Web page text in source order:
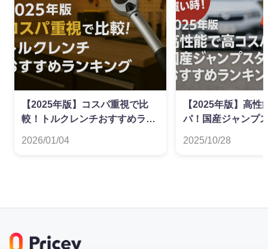
【2025年版】コスパ重視で比
較！トルクレンチおすすめラン
2026/01/04
【2025年版】高性
パ！国産ジャンプ
2025/10/28